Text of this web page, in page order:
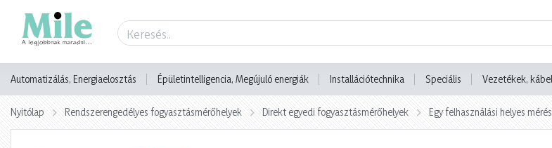
Automatizálás, Energiaelosztás Épületintelligencia, Megújuló energiák Installációtechnika Speciális Vezetékek,
Nyitólap Rendszerengedélyes fogyasztásmérőhelyek Direkt egyedi fogyasztásmérőhelyek Egy felhasználási helyes
Termék adatlap